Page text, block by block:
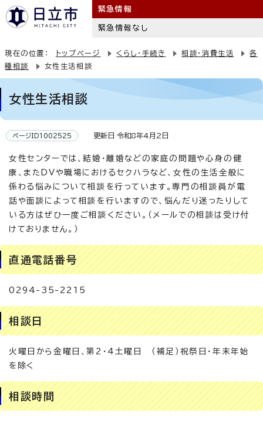
緊急情報
緊急情報なし
現在の位置： トップページ くらし・手続き 相談・消費生活
各
種相談
女性生活相談
女性生活相談
ページID1002525 更新日 令和8年4月2日
女性センターでは、結婚・離婚などの家庭の問題や心身の健
康、またDVや職場におけるセクハラなど、女性の生活全般に
係わる悩みについて相談を行っています。専門の相談員が電
話や面談によって相談を行いますので、悩んだり迷ったりして
いる方はぜひ一度ご相談ください。（メールでの相談は受け付
けておりません。）
直通電話番号
0294-35-2215
相談日
火曜日から金曜日、第2・4土曜日 （補足）祝祭日・年末年始
を除く
相談時間